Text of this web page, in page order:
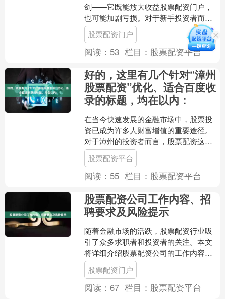
剑——它既能放大收益股票配资门户，
也可能加剧亏损。对于新手投资者而
言，理解杠杆的基本原理并掌握其使用
技巧，是迈向理性投资的....
股票配资门户
阅读： 53 栏目： 股票配资平台
好的，这里有几个针对“漳州
股票配资”优化、适合百度收
录的标题，均在以内：
在当今快速发展的金融市场中，股票投
资已成为许多人财富增值的重要途径。
对于漳州的投资者而言，股票配资这一
杠杆工具既可能放大收益，也可能加剧
风险。如何在众多配资平台....
股票配资平台
阅读： 55 栏目： 股票配资平台
股票配资公司工作内容、招
聘要求及风险提示
随着金融市场的活跃，股票配资行业吸
引了众多求职者和投资者的关注。本文
将详细介绍股票配资公司的工作内容、
招聘要求及风险提示，帮助您全面了解
这一领域。 ## 一、股....
股票配资门户
阅读：67 栏目： 股票配资平台